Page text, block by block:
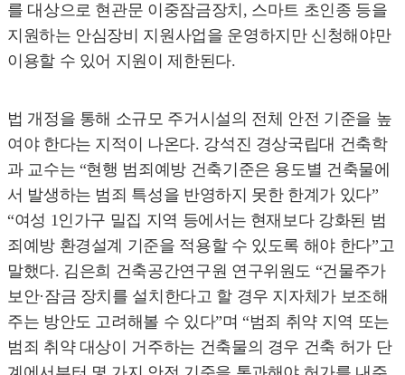
를 대상으로 현관문 이중잠금장치, 스마트 초인종 등을
지원하는 안심장비 지원사업을 운영하지만 신청해야만
이용할 수 있어 지원이 제한된다.
법 개정을 통해 소규모 주거시설의 전체 안전 기준을 높
여야 한다는 지적이 나온다. 강석진 경상국립대 건축학
과 교수는 “현행 범죄예방 건축기준은 용도별 건축물에
서 발생하는 범죄 특성을 반영하지 못한 한계가 있다”
“여성 1인가구 밀집 지역 등에서는 현재보다 강화된 범
죄예방 환경설계 기준을 적용할 수 있도록 해야 한다”고
말했다. 김은희 건축공간연구원 연구위원도 “건물주가
보안·잠금 장치를 설치한다고 할 경우 지자체가 보조해
주는 방안도 고려해볼 수 있다”며 “범죄 취약 지역 또는
범죄 취약 대상이 거주하는 건축물의 경우 건축 허가 단